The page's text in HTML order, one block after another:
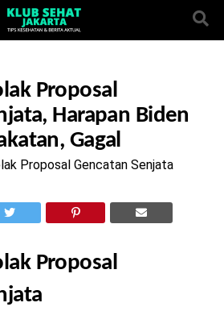
Proposal
Harapan Biden
Gagal
Proposal